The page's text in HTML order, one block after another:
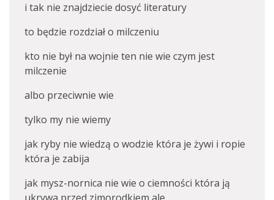
i tak nie znajdziecie dosyć literatury
to będzie rozdział o milczeniu
kto nie był na wojnie ten nie wie czym jest
milczenie
albo przeciwnie wie
tylko my nie wiemy
jak ryby nie wiedzą o wodzie która je żywi i ropie
która je zabija
jak mysz-nornica nie wie o ciemności która ją